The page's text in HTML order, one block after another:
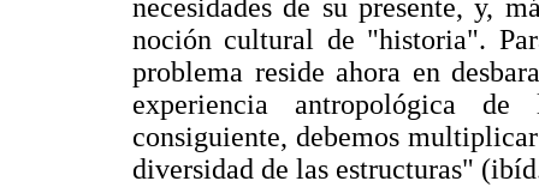
necesidades de su presente, y,
noción cultural de "historia".
problema reside ahora en
experiencia antropológica
consiguiente, debemos
diversidad de las estructuras"